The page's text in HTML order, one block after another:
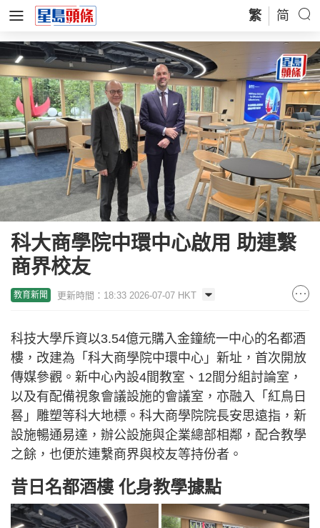
繁 简
科大商學院中環中心啟用 助連繫
商界校友
教育新聞 更新時間：18:33 2026-07-07 HKT
科技大學斥資以3.54億元購入金鐘統一中心的名都酒
樓，改建為「科大商學院中環中心」新址，首次開放
傳媒參觀。新中心內設4間教室、12間分組討論室，
以及有配備視象會議設施的會議室，亦融入「紅鳥日
晷」雕塑等科大地標。科大商學院院長安思遠指，新
設施暢通易達，辦公設施與企業總部相鄰，配合教學
之餘，也便於連繫商界與校友等持份者。
昔日名都酒樓 化身教學據點